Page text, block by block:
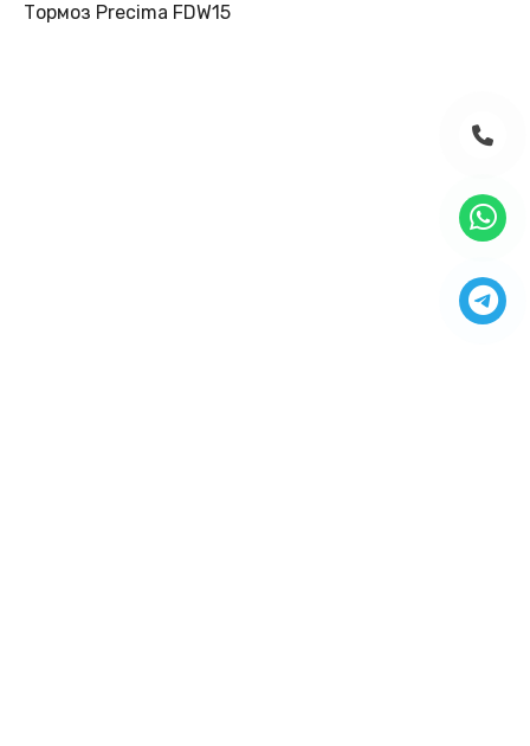
Тормоз Precima FDW15